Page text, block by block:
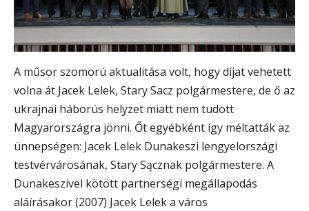
A műsor szomorú aktualitása volt, hogy díjat vehetett
volna át Jacek Lelek, Stary Sacz polgármestere, de ő az
ukrajnai háborús helyzet miatt nem tudott
Magyarországra jönni. Őt egyébként így méltatták az
ünnepségen: Jacek Lelek Dunakeszi lengyelországi
testvérvárosának, Stary Sącznak polgármestere. A
Dunakeszivel kötött partnerségi megállapodás
aláírásakor (2007) Jacek Lelek a város